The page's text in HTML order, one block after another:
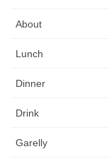
About
Lunch
Dinner
Drink
Garelly